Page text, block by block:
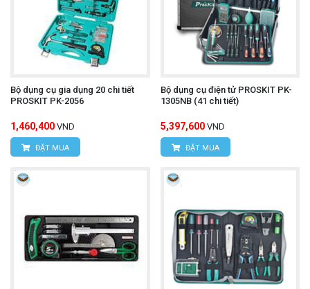
Bộ dụng cụ gia dụng 20 chi tiết
PROSKIT PK-2056
1,460,400 VND
ĐẶT MUA
Bộ dụng cụ điện tử PROSKIT PK-
1305NB (41 chi tiết)
5,397,600 VND
ĐẶT MUA